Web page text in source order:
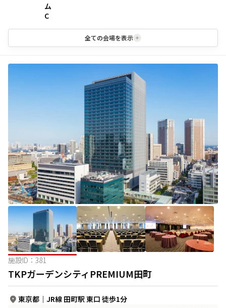
ム
C
全ての会場を表示
施設ID： 381
TKPガーデンシティPREMIUM田町
東京都 ｜ JR線 田町駅 東口 徒歩1分